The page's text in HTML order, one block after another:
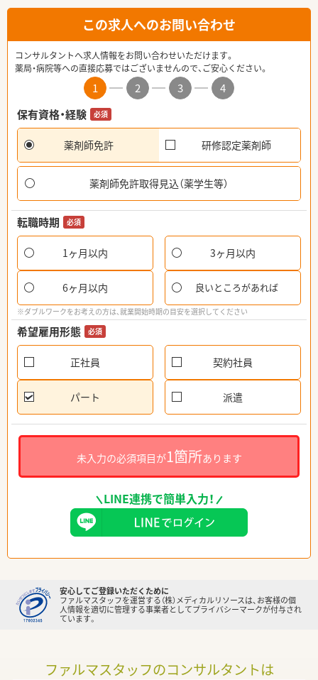
この求人へのお問い合わせ
コンサルタントへ求人情報をお問い合わせいただけます。
薬局・病院等への直接応募ではございませんので、ご安心ください。
1 2 3
4
保有資格・経験
必須
薬剤師免許 研修認定薬剤師
薬剤師免許取得見込（薬学生等）
転職時期 必須
1ヶ月以内 3ヶ月以内
6ヶ月以内 良いところがあれば
※ダブルワークをお考えの方は、就業開始時期の目安を選択してください
希望雇用形態 必須
正社員 契約社員
パート 派遣
未入力の必須項目が1箇所あります
LINE連携で簡単入力！
安心してご登録いただくために
ファルマスタッフを運営する（株）メディカルリソースは、お客様の個
人情報を適切に管理する事業者としてプライバシーマークが付与され
ています。
ファルマスタッフのコンサルタントは